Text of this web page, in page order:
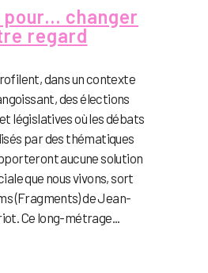
pour… changer
regard
dans un contexte
des élections
législatives où les débats
par des thématiques
aucune solution
que nous vivons, sort
(Fragments) de Jean-
Ce long-métrage...